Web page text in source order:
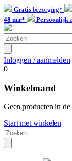
Gratis bezorging*
48 uur*
Persoonlijk
Inloggen / aanmelden
0
Winkelmand
Geen producten in
Start met winkelen